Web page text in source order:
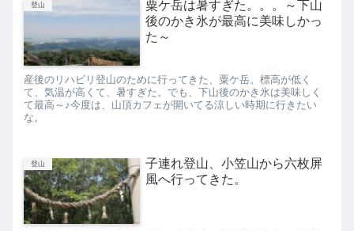
登山
粟ケ岳は暑すぎた。。。～下山
後のかき氷が最高に美味しかっ
た～
産後のリハビリ登山のために行ってきた、粟ケ岳。標高が低く
て、気温が高くて、暑すぎた。でも、下山後のかき氷は美味しく
て最高～♪今度は、山頂カフェが開いてる涼しい時期に行きたい
な。
登山
子連れ登山、小笠山から六枚屏
風へ行ってきた。